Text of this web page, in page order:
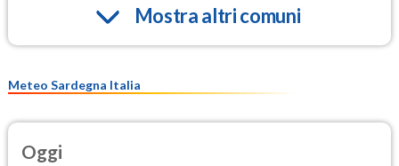
Mostra altri comuni
Meteo Sardegna Italia
Oggi